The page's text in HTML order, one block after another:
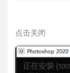
点击关闭